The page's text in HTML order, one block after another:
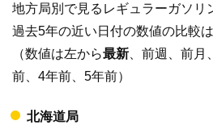
地方局別で見るレギュラーガソリ
過去5年の近い日付の数値の比較
（数値は左から最新 、前週、前
前、4年前、5年前）
北海道局